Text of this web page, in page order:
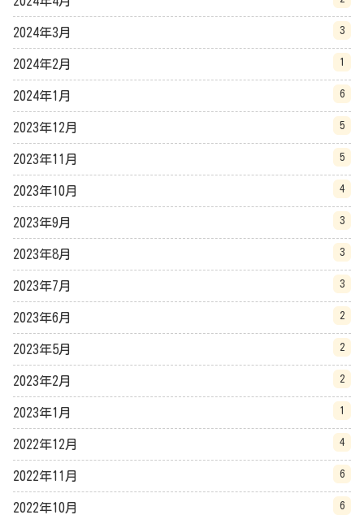
2024年3月 3
2024年2月 1
2024年1月 6
2023年12月 5
2023年11月 5
2023年10月 4
2023年9月 3
2023年8月 3
2023年7月 3
2023年6月 2
2023年5月 2
2023年2月 2
2023年1月 1
2022年12月 4
2022年11月 6
2022年10月 6